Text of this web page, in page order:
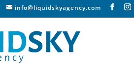
info@liquidskyagency.com